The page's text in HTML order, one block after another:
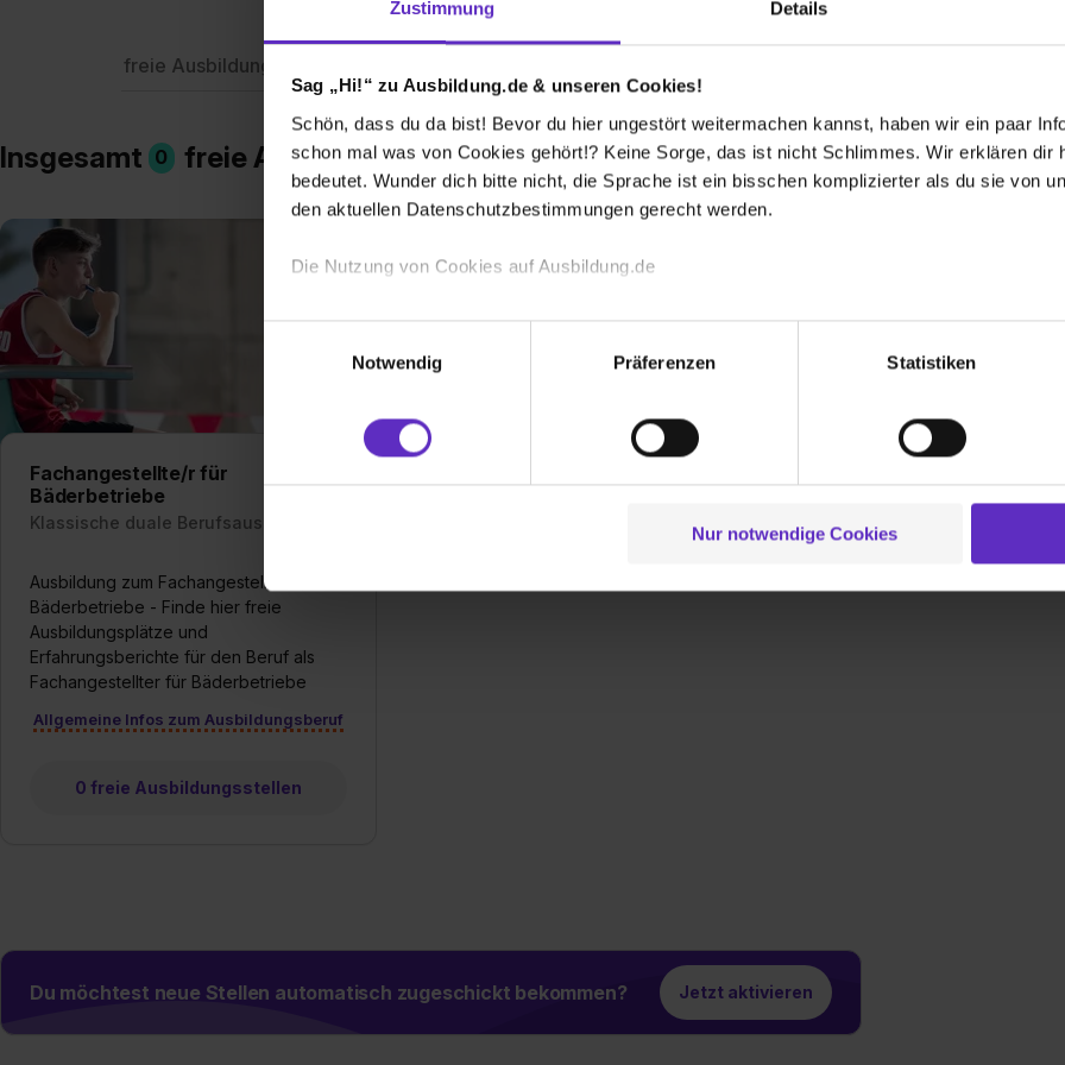
Zustimmung Details
Sag „Hi!“ zu Ausbildung.de & unseren Cookies!
Schön, dass du da bist! Bevor du hier ungestört weitermachen kannst, haben wir ein paar
schon mal was von Cookies gehört!? Keine Sorge, das ist nicht Schlimmes. Wir erklären dir
bedeutet. Wunder dich bitte nicht, die Sprache ist ein bisschen komplizierter als du sie von
den aktuellen Datenschutzbestimmungen gerecht werden.
Die Nutzung von Cookies auf Ausbildung.de
Wir verwenden Cookies zur technischen Funktion unserer Webseite („Notwendig“), um von
Webseite getroffenen Einstellungen zu speichern ( „Präferenzen“), die Zugriffe auf unsere
(„Statistiken“), um Informationen zu deiner Verwendung unserer Website an unsere Partner
Partner führen diese Informationen möglicherweise mit weiteren Daten zusammen, die du
zu. . In diesem Fall sowie bei der separaten Aktivierung von „Social Media und Marketing“
einverstanden, dass dir nach Setzen der Cookies externe Inhalte (z.B. Videos oder Posts)
Einwilligung zur Platzierung von Cookies der Kategorien „Präferenzen“, „Statistiken“ und
umfasst hierbei die Einwilligung zur Übermittlung deiner Daten in die USA (Art. 49 Abs. 1 S.
verfügen über kein angemessenes Datenschutzniveau (EuGH – Schrems II). Du kannst die
Notwendig
Präferenzen Statistiken
Nur notwendige Cookies
freie Ausbildungsplätze
Insgesamt 0 freie Ausbildungsplätze in 1 Berufen
Fachangestellte/r für
Bäderbetriebe
Klassische duale Berufsausbildung
Ausbildung zum Fachangestellten für
Bäderbetriebe - Finde hier freie
Ausbildungsplätze und
Erfahrungsberichte für den Beruf als
Fachangestellter für Bäderbetriebe
Allgemeine Infos zum Ausbildungsberuf
0 freie Ausbildungsstellen
Du möchtest neue Stellen automatisch zugeschickt bekommen? Jetzt aktivieren